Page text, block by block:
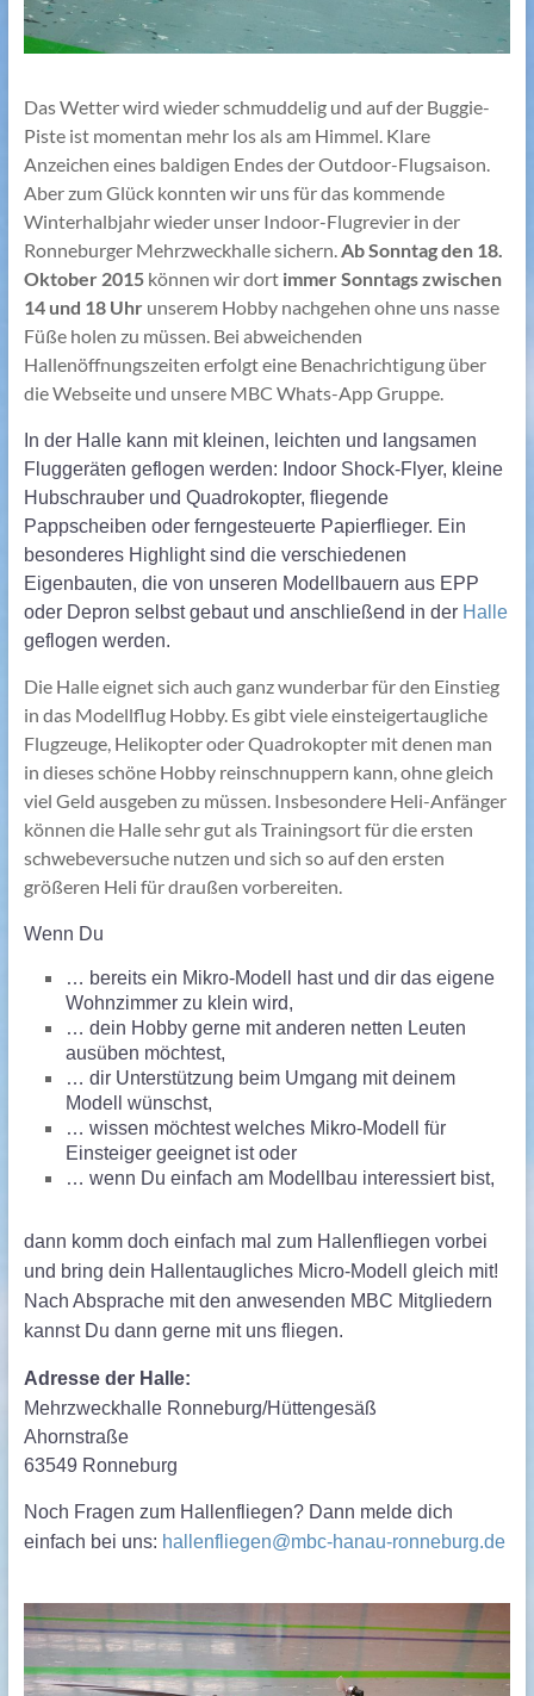
Das Wetter wird wieder schmuddelig und auf der Buggie-
Piste ist momentan mehr los als am Himmel. Klare
Anzeichen eines baldigen Endes der Outdoor-Flugsaison.
Aber zum Glück konnten wir uns für das kommende
Winterhalbjahr wieder unser Indoor-Flugrevier in der
Ronneburger Mehrzweckhalle sichern.Ab Sonntag den 18.
Oktober 2015können wir dort immer Sonntags zwischen
14 und 18 Uhrunserem Hobby nachgehen ohne uns nasse
Füße holen zu müssen. Bei abweichenden
Hallenöffnungszeiten erfolgt eine Benachrichtigung über
die Webseite und unsere MBC Whats-App Gruppe.
In der Halle kann mit kleinen, leichten und langsamen
Fluggeräten geflogen werden: Indoor Shock-Flyer, kleine
Hubschrauber und Quadrokopter, fliegende
Pappscheiben oder ferngesteuerte Papierflieger. Ein
besonderes Highlight sind die verschiedenen
Eigenbauten, die von unseren Modellbauern aus EPP
oder Depron selbst gebaut und anschließend in der Halle
geflogen werden.
Die Halle eignet sich auch ganz wunderbar für den Einstieg
in das Modellflug Hobby. Es gibt viele einsteigertaugliche
Flugzeuge, Helikopter oder Quadrokopter mit denen man
in dieses schöne Hobby reinschnuppern kann, ohne gleich
viel Geld ausgeben zu müssen. Insbesondere Heli-Anfänger
können die Halle sehr gut als Trainingsort für die ersten
schwebeversuche nutzen und sich so auf den ersten
größeren Heli für draußen vorbereiten.
Wenn Du
… bereits ein Mikro-Modell hast und dir das eigene
Wohnzimmer zu klein wird,
… dein Hobby gerne mit anderen netten Leuten
ausüben möchtest,
… dir Unterstützung beim Umgang mit deinem
Modell wünschst,
… wissen möchtest welches Mikro-Modell für
Einsteiger geeignet ist oder
… wenn Du einfach am Modellbau interessiert bist,
dann komm doch einfach mal zum Hallenfliegen vorbei
und bring dein Hallentaugliches Micro-Modell gleich mit!
Nach Absprache mit den anwesenden MBC Mitgliedern
kannst Du dann gerne mit uns fliegen.
Adresse der Halle:
Mehrzweckhalle Ronneburg/Hüttengesäß
Ahornstraße
63549 Ronneburg
Noch Fragen zum Hallenfliegen? Dann melde dich
einfach bei uns: hallenfliegen@mbc-hanau-ronneburg.de